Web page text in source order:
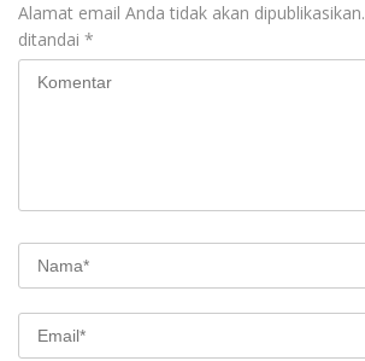
Alamat email Anda tidak akan dipublikasikan.
ditandai *